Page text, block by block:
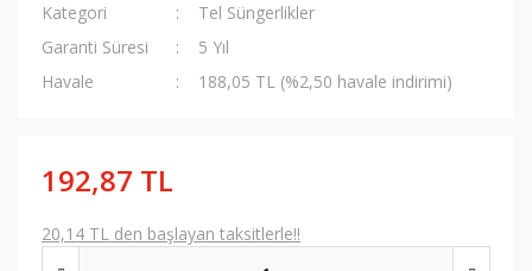
Kategori
Tel Süngerlikler
Garanti Süresi
5 Yıl
Havale
188,05 TL (%2,50 havale indirimi)
192,87 TL
20,14 TL den başlayan taksitlerle!!